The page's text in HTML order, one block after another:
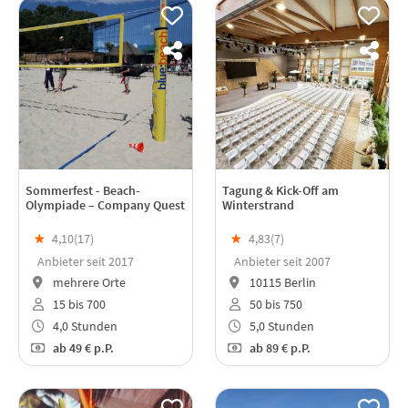
Sommerfest - Beach-
Olympiade – Company Quest
★ 4,10(17)
Anbieter seit 2017
mehrere Orte
15 bis 700
4,0 Stunden
ab49 € p.P.
Tagung & Kick-Off am
Winterstrand
★ 4,83(7)
Anbieter seit 2007
10115 Berlin
50 bis 750
5,0 Stunden
ab89 € p.P.